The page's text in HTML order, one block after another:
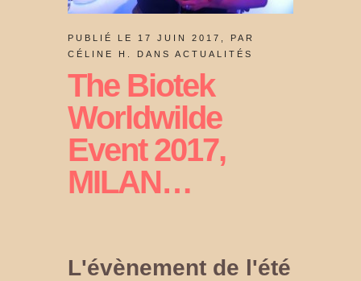
PUBLIÉ LE 17 JUIN 2017, PAR
CÉLINE H. DANS ACTUALITÉS
The Biotek
Worldwilde
Event 2017,
MILAN…
L'évènement de l'été